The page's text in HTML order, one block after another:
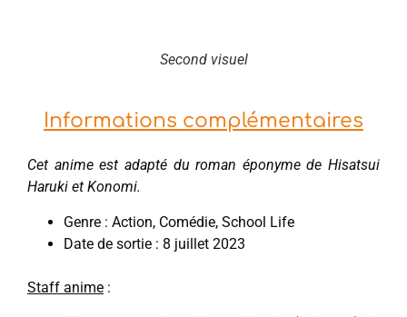
Second visuel
Informations complémentaires
Cet anime est adapté du roman éponyme de Hisatsui
Haruki et Konomi.
Genre : Action, Comédie, School Life
Date de sortie : 8 juillet 2023
Staff anime :